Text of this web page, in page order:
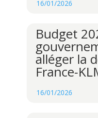
16/01/2026
Budget
alléger la
France-
16/01/2026